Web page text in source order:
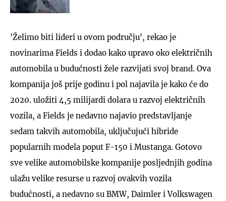
'Želimo biti lideri u ovom području', rekao je
novinarima Fields i dodao kako upravo oko električnih
automobila u budućnosti žele razvijati svoj brand. Ova
kompanija još prije godinu i pol najavila je kako će do
2020. uložiti 4,5 milijardi dolara u razvoj električnih
vozila, a Fields je nedavno najavio predstavljanje
sedam takvih automobila, uključujući hibride
popularnih modela poput F-150 i Mustanga. Gotovo
sve velike automobilske kompanije posljednjih godina
ulažu velike resurse u razvoj ovakvih vozila
budućnosti, a nedavno su BMW, Daimler i Volkswagen